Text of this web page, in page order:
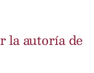
la autoría de